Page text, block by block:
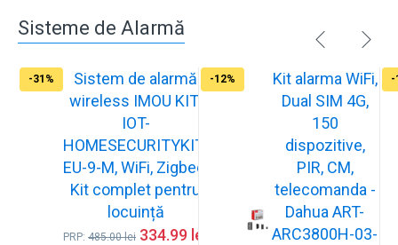
Sisteme de Alarmă
-31%
Sistem de alarmă
wireless IMOU KIT-
IOT-
HOMESECURITYKIT-
EU-9-M, WiFi, Zigbee,
Kit complet pentru
locuință
PRP: 485.00lei 334.99 lei
-12%
Kit alarma WiFi,
Dual SIM 4G,
150
dispozitive,
PIR, CM,
telecomanda -
Dahua ART-
ARC3800H-03-
-